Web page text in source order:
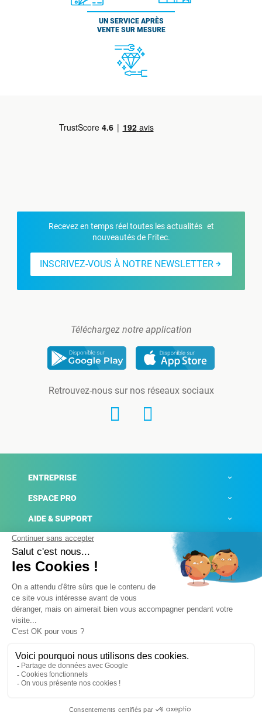
UN SERVICE APRÈS
VENTE SUR MESURE
Recevez en temps réel toutes les actualités et
nouveautés de Fritec.
INSCRIVEZ-VOUS À NOTRE NEWSLETTER
Téléchargez notre application
Retrouvez-nous sur nos réseaux sociaux
ENTREPRISE
ESPACE PRO
AIDE & SUPPORT
ACTUALITÉS
Mentions légales
Conditions générales de ventes
Plateforme de signalement